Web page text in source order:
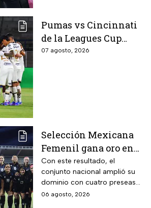
Pumas vs Cincinnati
de la Leagues Cup
2026 es pospuesto
07 agosto, 2026
Selección Mexicana
Femenil gana oro en
Juegos
Centroamericanos; el
camino de México a la
gloria
Con este resultado, el
conjunto nacional amplió su
dominio con cuatro preseas
doradas de forma
06 agosto, 2026